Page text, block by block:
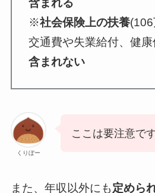
含まれる
※社会保険上の扶養
交通費や失業給付、健
含まれない
くりぼー
ここは要注意です
また、年収以外にも定めら